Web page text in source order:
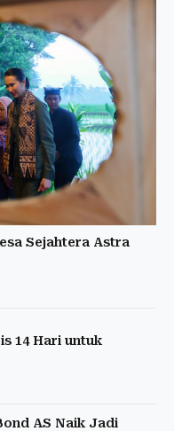
Sejahtera Astra
14 Hari untuk
AS Naik Jadi